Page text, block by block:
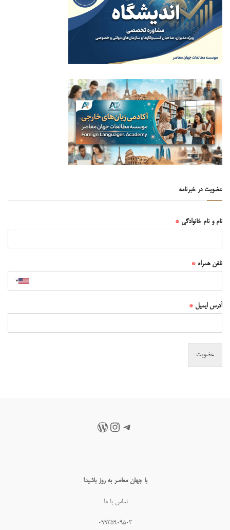
عضویت در خبرنامه
نام و نام خانوادگی *
تلفن همراه *
آدرس ایمیل *
عضویت
تلگراماینستاگرم
وردپرس
با جهان معاصر به روز باشید!
تماس با ما:
۰۹۹۳۵۹۰۹۵۰۳